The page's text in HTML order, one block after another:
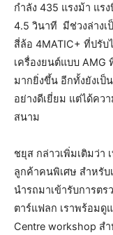
กำลัง 435 แรงม้า แร
4.5 วินาที มีช่วงล่างเ
สี่ล้อ 4MATIC+ ที่ปรั
เครื่องยนต์แบบ AMG
มากยิ่งขึ้น อีกทั้งยังเป็
อย่างดีเยี่ยม แต่ได้คว
สนาม
ชยุส กล่าวเพิ่มเติมว่า
ลูกค้าคนพิเศษ สำหรั
นำรถมาเข้ารับการต
ตาร์แฟลก เราพร้อมดู
Centre workshop ส